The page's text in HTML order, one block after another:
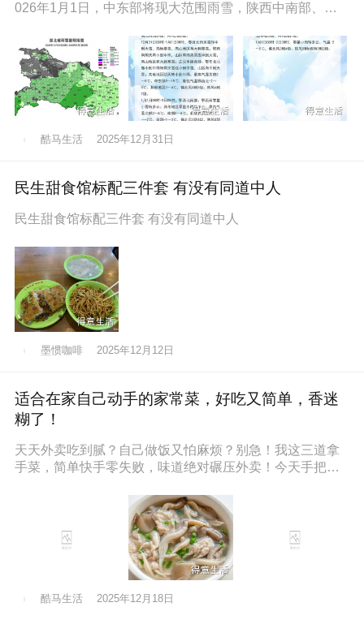
026年1月1日，中东部将现大范围雨雪，陕西中南部、山
酷马生活 2025年12月31日
民生甜食馆标配三件套 有没有同道中人
民生甜食馆标配三件套 有没有同道中人
墨惯咖啡 2025年12月12日
适合在家自己动手的家常菜，好吃又简单，香迷
糊了！
天天外卖吃到腻？自己做饭又怕麻烦？别急！我这三道拿
手菜，简单快手零失败，味道绝对碾压外卖！今天手把手
酷马生活 2025年12月18日